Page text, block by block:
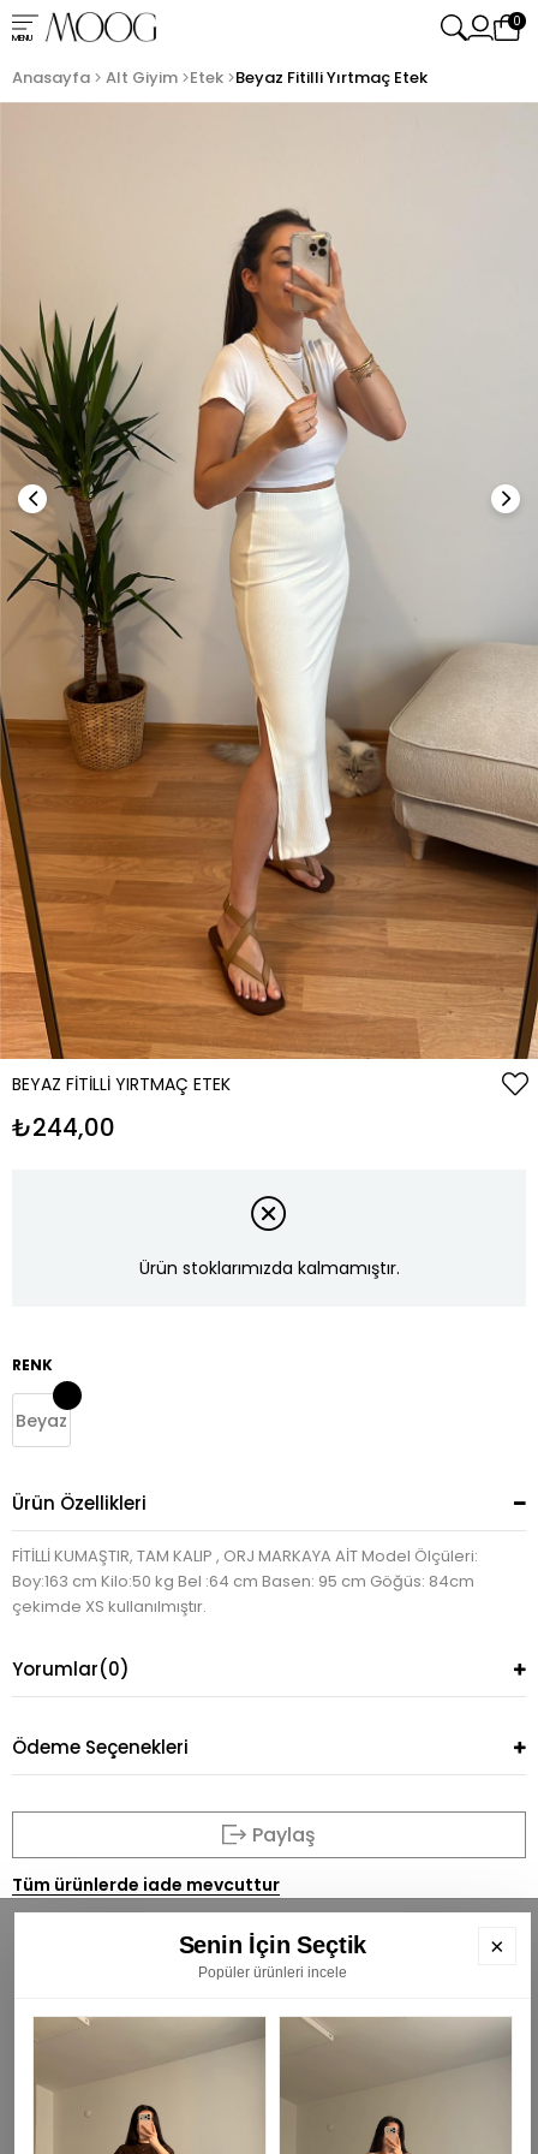
MENU
0
Anasayfa Alt Giyim Etek Beyaz Fitilli Yırtmaç Etek
BEYAZ FITILLI YIRTMAÇ ETEK
₺244,00
Ürün stoklarımızda kalmamıştır.
RENK
Beyaz
Ürün Özellikleri
FİTİLLİ KUMAŞTIR, TAM KALIP , ORJ MARKAYA AİT Model Ölçüleri:
Boy:163 cm Kilo:50 kg Bel :64 cm Basen: 95 cm Göğüs: 84cm
çekimde XS kullanılmıştır.
Yorumlar(0)
Ödeme Seçenekleri
Paylaş
Tüm ürünlerde iade mevcuttur
BÜLTENİMİZE ÜYE OLUN
Senin İçin Seçtik
Popüler ürünleri incele
×